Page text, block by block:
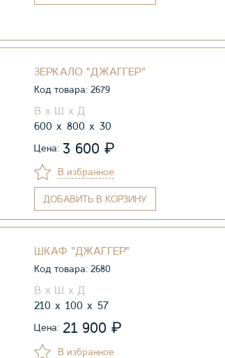
ЗЕРКАЛО "ДЖАГГЕР"
Код товара: 2679
600 800 30
Цена: 3 600 ₽
В избранное
ДОБАВИТЬ В КОРЗИНУ
ШКАФ "ДЖАГГЕР"
Код товара: 2680
210 100 57
Цена: 21 900 ₽
В избранное